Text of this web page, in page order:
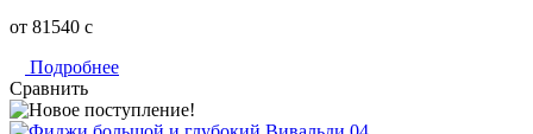
от 81540 c
Подробнее
Сравнить